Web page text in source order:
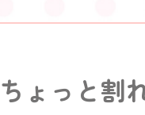
ちょっと割